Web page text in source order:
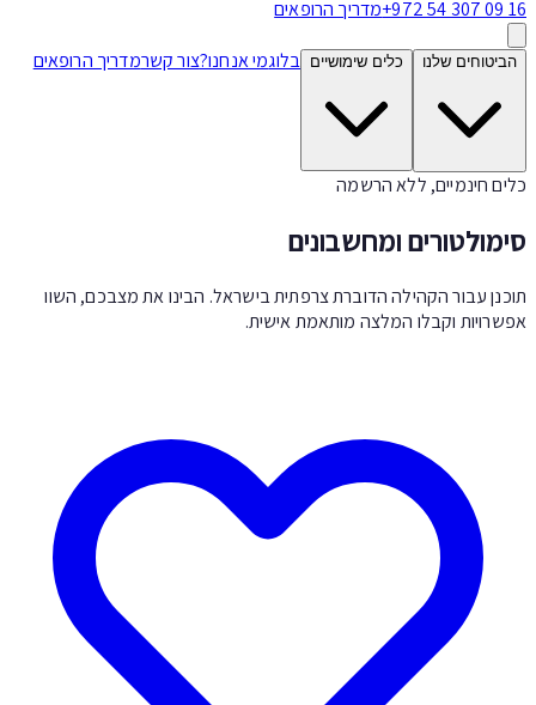
+972 54 307 09מדריך הרופאים
שלנו כלים שימושיים בלוגמי אנחנו?צור קשרמדריך הרופאים
חינמיים, ללא הרשמה
ומחשבונים
עבור הקהילה הדוברת צרפתית בישראל. הבינו את מצבכם, השוו
וקבלו המלצה מותאמת אישית.